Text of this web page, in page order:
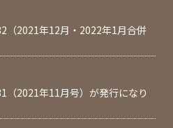
（2021年12月・2022年1月合併
（2021年11月号）が発行になり